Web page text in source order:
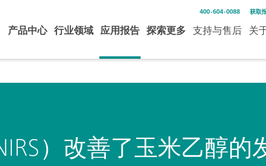
400-604-0088 获取
产品中心 行业领域 应用报告 探索更多 支持与售后 关
）改善了玉米乙醇的